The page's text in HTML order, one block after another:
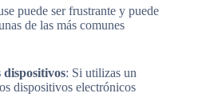
puede ser frustrante y puede
de las más comunes
: Si utilizas un
dispositivos electrónicos